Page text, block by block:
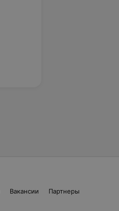
Вакансии
Партнеры